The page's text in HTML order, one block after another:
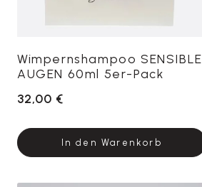
Wimpernshampoo SENSIBLE
AUGEN 60ml 5er-Pack
32,00 €
In den Warenkorb